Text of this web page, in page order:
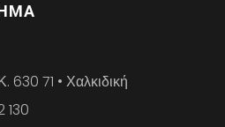
630 71 • Χαλκιδική
130